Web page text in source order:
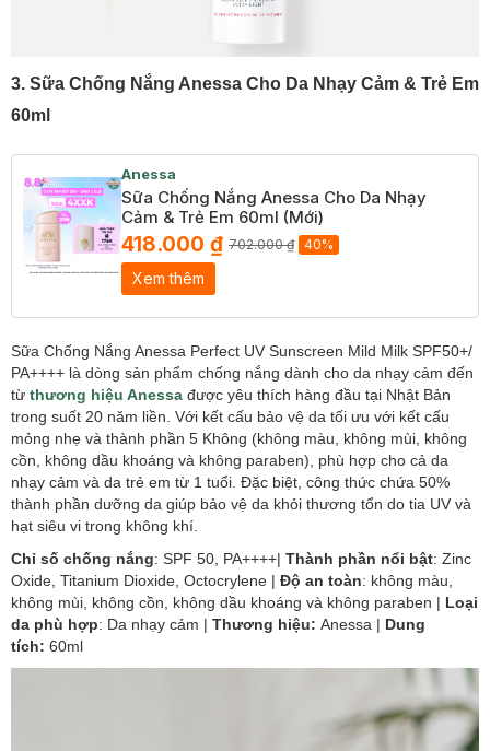
3. Sữa Chống Nắng Anessa Cho Da Nhạy Cảm & Trẻ Em
60ml
Anessa
Sữa Chống Nắng Anessa Cho Da Nhạy
Cảm & Trẻ Em 60ml (Mới)
418.000 ₫ 702.000 ₫ 40%
Xem thêm
Sữa Chống Nắng Anessa Perfect UV Sunscreen Mild Milk SPF50+/
PA++++ là dòng sản phẩm chống nắng dành cho da nhạy cảm đến
từ thương hiệu Anessa được yêu thích hàng đầu tại Nhật Bản
trong suốt 20 năm liền. Với kết cấu bảo vệ da tối ưu với kết cấu
mỏng nhẹ và thành phần 5 Không (không màu, không mùi, không
cồn, không dầu khoáng và không paraben), phù hợp cho cả da
nhạy cảm và da trẻ em từ 1 tuổi. Đặc biệt, công thức chứa 50%
thành phần dưỡng da giúp bảo vệ da khỏi thương tổn do tia UV và
hạt siêu vi trong không khí.
Chỉ số chống nắng: SPF 50, PA++++| Thành phần nổi bật: Zinc
Oxide, Titanium Dioxide, Octocrylene | Độ an toàn: không màu,
không mùi, không cồn, không dầu khoáng và không paraben | Loại
da phù hợp: Da nhạy cảm | Thương hiệu: Anessa | Dung
tích: 60ml